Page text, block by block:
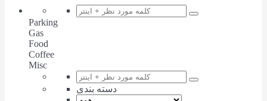
Parking
Gas
Food
Coffee
Misc
دسته بندی